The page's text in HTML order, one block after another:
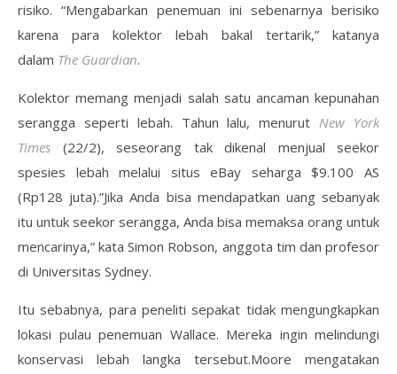
risiko. “Mengabarkan penemuan ini sebenarnya berisiko
karena para kolektor lebah bakal tertarik,” katanya
dalam The Guardian.
Kolektor memang menjadi salah satu ancaman kepunahan
serangga seperti lebah. Tahun lalu, menurutNew York
Times (22/2), seseorang tak dikenal menjual seekor
spesies lebah melalui situs eBay seharga $9.100 AS
(Rp128 juta).”Jika Anda bisa mendapatkan uang sebanyak
itu untuk seekor serangga, Anda bisa memaksa orang untuk
mencarinya,” kata Simon Robson, anggota tim dan profesor
di Universitas Sydney.
Itu sebabnya, para peneliti sepakat tidak mengungkapkan
lokasi pulau penemuan Wallace. Mereka ingin melindungi
konservasi lebah langka tersebut.Moore mengatakan